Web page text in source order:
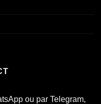
ou par Telegram,